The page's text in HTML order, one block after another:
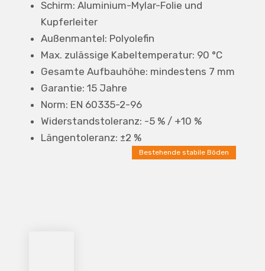
Schirm: Aluminium-Mylar-Folie und
Kupferleiter
Außenmantel: Polyolefin
Max. zulässige Kabeltemperatur: 90 °C
Gesamte Aufbauhöhe: mindestens 7 mm
Garantie: 15 Jahre
Norm: EN 60335-2-96
Widerstandstoleranz: -5 % / +10 %
Längentoleranz: ±2 %
Bestehende stabile Böden